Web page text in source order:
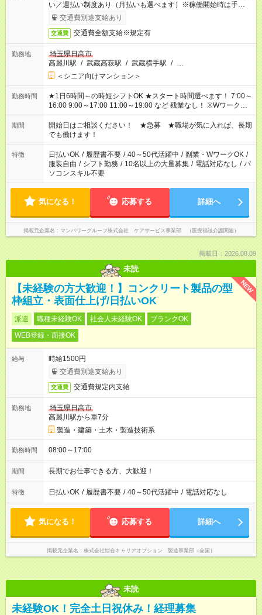
い／週払い制度あり（月払いも選べます）※稼働開始時は手続き
完了次第のお支払いとなります。
交通費別途支給あり
交通費 交通費全額支給※規定有
勤務地
埼玉県日高市
高麗川駅 / 武蔵高萩駅 / 武蔵横手駅 / …
＜シニア向けマンション＞
勤務時間
★1日6時間～の時短シフトOK ★スタート時間選べます！ 7:00～
16:00 9:00～17:00 11:00～19:00 など 残業なし！ ※Wワークの
場合、他のお仕事と合わせ週40時間超の就業はご案内できませ
ん ※法令に基づき、週20時間以上勤務は社会保険への加入対象
となります ※労働者派遣法（日雇い派遣の原則禁止）により、
短時間・短期間の就業はご案内が難しい場合があります
期間
開始日はご相談ください！ ★急募 ★職場が気に入れば、長期
でも働けます！
特徴 日払いOK / 履歴書不要 / 40～50代活躍中 / 副業・WワークOK /
服装自由 / シフト勤務 / 10名以上の大量募集 / 電話対応なし / パ
ソコンスキル不要
気になる！ 応募する 詳細へ
掲載元企業名 マンパワーグループ株式会社 ケアサービス事業部 （医療福祉介護関連）
掲載日：2026.08.09
未読
NEW
【未経験の方大歓迎！】コンクリート製品の型
枠組立・表面仕上げ/日払いOK
派遣 職種未経験OK 社会人未経験OK
ブランクOK
WEB登録・面接OK
給与
時給1500円
交通費別途支給あり
交通費 交通費規定内支給
勤務地
埼玉県日高市
高麗川駅から車7分
製造・建築・土木・製造技術系
勤務時間 08:00～17:00
期間 長期でお仕事できる方、大歓迎！
特徴 日払いOK / 履歴書不要 / 40～50代活躍中 / 電話対応なし
気になる！ 応募する 詳細へ
掲載元企業名 株式会社綜合キャリアオプション 製造事業部（全国）
未読
未経験OK！完全土日祝休み！経理募集